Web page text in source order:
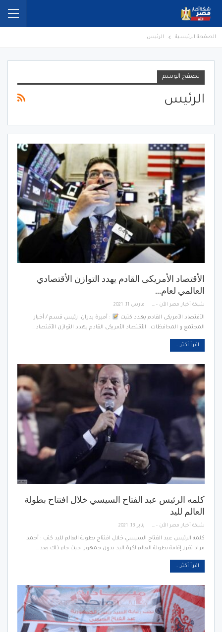
الصفحة الرئيسية الرئيس
تصفح الوسم
الرئيس
الأقتصاد الأمريكى القادم يهدد التوازن الأقتصادي
العالمي لعام…
شبكة أخبار مصر الأن - Egypt News Network Now مارس 11, 2021
الأقتصاد الأمريكى القادم يهدد كتبت
: أميرة بدران. رئيس قسم / أخبار
المجتمع و المحافظات. الأقتصاد الأمريكى القادم يهدد التوازن الأقتصاد…
اقرأ أكثر...
كلمه الرئيس عبد الفتاح السيسي خلال افتتاح بطولة
العالم لليد
شبكة أخبار مصر الأن - Egypt News Network Now يناير 13, 2021
كلمه الرئيس عبد الفتاح السيسي خلال افتتاح بطولة العالم لليد كتب : أحمد
مراد تقرر إقامة بطولة العالم لكرة اليد بدون جمهور، حيث جاء ذلك بعد…
اقرأ أكثر...